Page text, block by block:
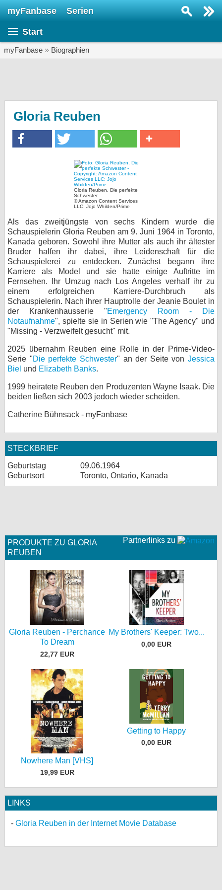
myFanbase Serien
Start
myFanbase » Biographien
Gloria Reuben
Gloria Reuben, Die perfekte
Schwester
© Amazon Content Services
LLC; Jojo Whilden/Prime
Als das zweitjüngste von sechs Kindern wurde die
Schauspielerin Gloria Reuben am 9. Juni 1964 in Toronto,
Kanada geboren. Sowohl ihre Mutter als auch ihr ältester
Bruder halfen ihr dabei, ihre Leidenschaft für die
Schauspielerei zu entdecken. Zunächst begann ihre
Karriere als Model und sie hatte einige Auftritte im
Fernsehen. Ihr Umzug nach Los Angeles verhalf ihr zu
einem erfolgreichen Karriere-Durchbruch als
Schauspielerin. Nach ihrer Hauptrolle der Jeanie Boulet in
der Krankenhausserie "Emergency Room - Die
Notaufnahme", spielte sie in Serien wie "The Agency" und
"Missing - Verzweifelt gesucht" mit.
2025 übernahm Reuben eine Rolle in der Prime-Video-
Serie "Die perfekte Schwester" an der Seite von Jessica
Biel und Elizabeth Banks.
1999 heiratete Reuben den Produzenten Wayne Isaak. Die
beiden ließen sich 2003 jedoch wieder scheiden.
Catherine Bühnsack - myFanbase
STECKBRIEF
Geburtstag
09.06.1964
Geburtsort
Toronto, Ontario, Kanada
Partnerlinks zu
PRODUKTE ZU GLORIA
REUBEN
Gloria Reuben - Perchance
To Dream
22,77 EUR
My Brothers' Keeper: Two...
0,00 EUR
Nowhere Man [VHS]
19,99 EUR
Getting to Happy
0,00 EUR
LINKS
Gloria Reuben in der Internet Movie Database
Veranstaltungen
KULTUR
Specials
SERVICE
Gewinnspiele
bei X
bei Facebook
Kontakt
Nutzungsbedingungen
Datenschutz
Cookie-Einstellungen
Desktop-Ansicht